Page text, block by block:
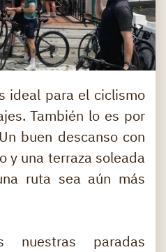
ideal para el ciclismo
También lo es por
buen descanso con
y una terraza soleada
ruta sea aún más
nuestras paradas